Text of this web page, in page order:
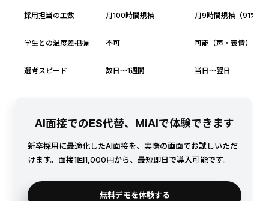
採用担当の工数
学生との温度差把握
選考スピード
月100時間規模
不可
数日〜1週間
月9時間規模（91%削
可能（声・表情）
当日〜翌日
AI面接でのES代替、MiAIで体験できます
新卒採用に最適化したAI面接を、実際の画面でお試しいただ
けます。面接1回1,000円から、最短即日で導入可能です。
無料デモを体験する